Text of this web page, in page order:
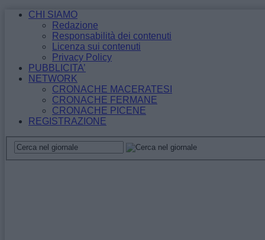
CHI SIAMO
Redazione
Responsabilità dei contenuti
Licenza sui contenuti
Privacy Policy
PUBBLICITA’
NETWORK
CRONACHE MACERATESI
CRONACHE FERMANE
CRONACHE PICENE
REGISTRAZIONE